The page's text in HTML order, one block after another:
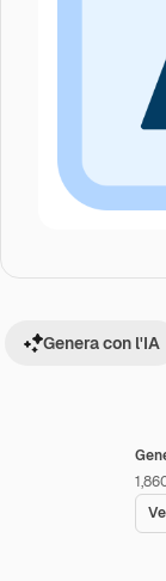
Genera con l'IA